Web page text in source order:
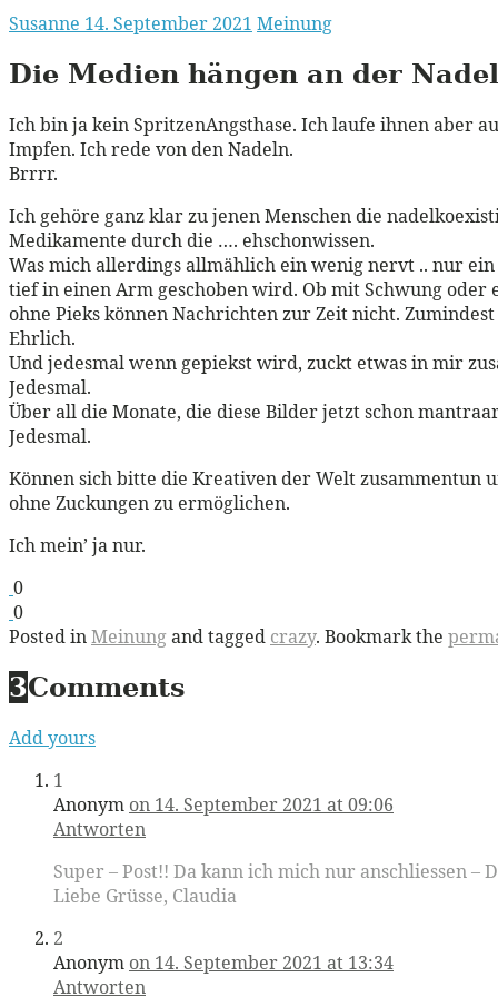
Susanne 14. September 2021 Meinung
Die Medien hängen an der Nadel
Ich bin ja kein SpritzenAngsthase. Ich laufe ihnen aber
Impfen. Ich rede von den Nadeln.
Brrrr.
Ich gehöre ganz klar zu jenen Menschen die
Medikamente durch die …. ehschonwissen.
Was mich allerdings allmählich ein wenig nervt .. nur
tief in einen Arm geschoben wird. Ob mit Schwung
ohne Pieks können Nachrichten zur Zeit nicht.
Ehrlich.
Und jedesmal wenn gepiekst wird, zuckt etwas in mir
Jedesmal.
Über all die Monate, die diese Bilder jetzt schon
Jedesmal.
Können sich bitte die Kreativen der Welt zusammentun
ohne Zuckungen zu ermöglichen.
Ich mein’ ja nur.
0
0
Posted inMeinungand tagged crazy. Bookmark the
3Comments
Add yours
1
Anonym on 14. September 2021 at 09:06
Antworten
Super – Post!! Da kann ich mich nur anschliessen –
Liebe Grüsse, Claudia
2
Anonym on 14. September 2021 at 13:34
Antworten